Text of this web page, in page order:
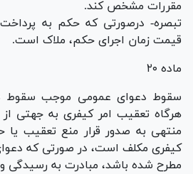
مقررات مشخص کند.
تبصره- درصورتی که حکم به
قیمت زمان اجرای حکم، ملاک است.
ماده ۲۰
سقوط دعوای عمومی موجب
هرگاه تعقیب امر کیفری به جهتی
منتهی به صدور قرار منع تعقیب یا
کیفری مکلف است، در صورتی که
مطرح شده باشد، مبادرت به رسیدگی و